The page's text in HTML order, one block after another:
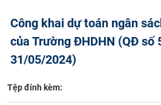
CƠ CẤU TỔ CHỨC
TUYỂN SINH
ĐÀO TẠO
Công khai dự toán ngân
của Trường ĐHDHN (QĐ số
31/05/2024)
Tệp đính kèm: